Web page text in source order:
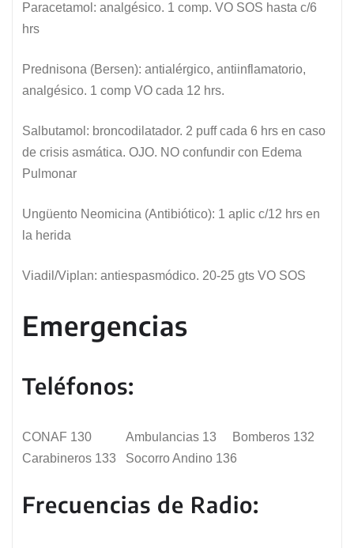
Paracetamol: analgésico. 1 comp. VO SOS hasta c/6
hrs
Prednisona (Bersen): antialérgico, antiinflamatorio,
analgésico. 1 comp VO cada 12 hrs.
Salbutamol: broncodilatador. 2 puff cada 6 hrs en caso
de crisis asmática. OJO. NO confundir con Edema
Pulmonar
Ungüento Neomicina (Antibiótico): 1 aplic c/12 hrs en
la herida
Viadil/Viplan: antiespasmódico. 20-25 gts VO SOS
Emergencias
Teléfonos:
CONAF 130 Ambulancias 13 Bomberos 132
Carabineros 133 Socorro Andino 136
Frecuencias de Radio: